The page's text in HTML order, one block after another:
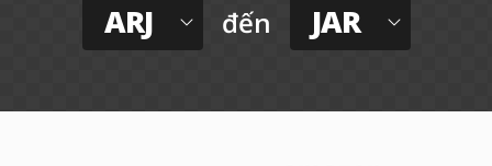
ARJ đến JAR